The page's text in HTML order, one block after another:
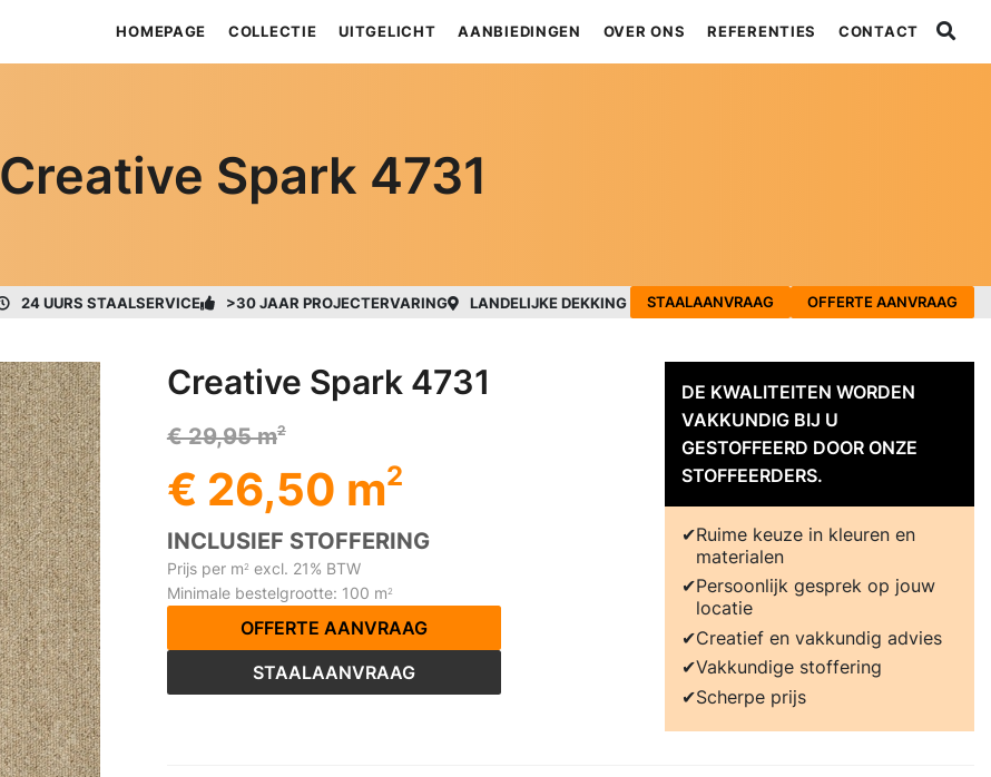
HOMEPAGE COLLECTIE UITGELICHT AANBIEDINGEN OVER ONS REFERENTIES CONTACT
Creative Spark 4731
24 UURS STAALSERVICE >30 JAAR PROJECTERVARING LANDELIJKE DEKKING STAALAANVRAAG OFFERTE AANVRAAG
Creative Spark 4731
€ 29,95 m2
€ 26,50 m2
INCLUSIEF STOFFERING
Prijs per m2 excl. 21% BTW
Minimale bestelgrootte: 100 m2
OFFERTE AANVRAAG
STAALAANVRAAG
DE KWALITEITEN WORDEN
VAKKUNDIG BIJ U
GESTOFFEERD DOOR ONZE
STOFFEERDERS.
Ruime keuze in kleuren en
materialen
Persoonlijk gesprek op jouw
locatie
Creatief en vakkundig advies
Vakkundige stoffering
Scherpe prijs